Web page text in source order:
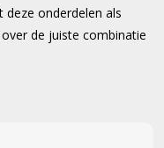
deze onderdelen als
de juiste combinatie